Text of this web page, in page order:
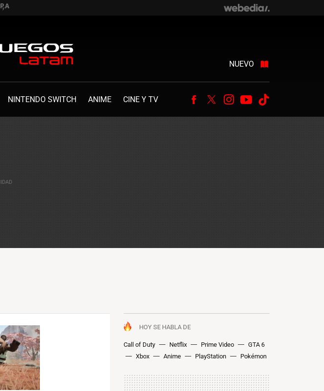
NUEVO
NINTENDO SWITCH ANIME CINE Y TV Facebook
TwitterInstagram
Youtube
HOY SE HABLA DE
Call of Duty Netflix Prime Video
GTA 6
Xbox
Anime PlayStation Pokémon